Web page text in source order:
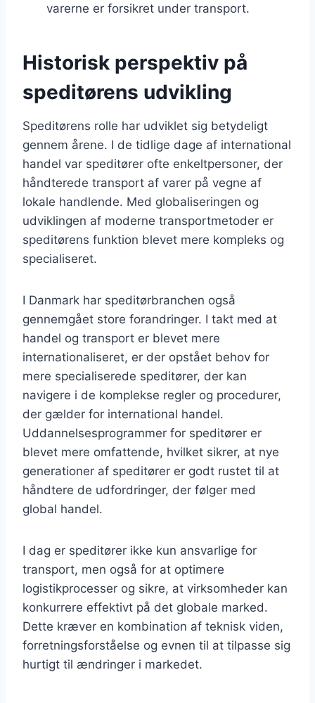
varerne er forsikret under transport.
Historisk perspektiv på
speditørens udvikling
Speditørens rolle har udviklet sig betydeligt
gennem årene. I de tidlige dage af international
handel var speditører ofte enkeltpersoner, der
håndterede transport af varer på vegne af
lokale handlende. Med globaliseringen og
udviklingen af moderne transportmetoder er
speditørens funktion blevet mere kompleks og
specialiseret.
I Danmark har speditørbranchen også
gennemgået store forandringer. I takt med at
handel og transport er blevet mere
internationaliseret, er der opstået behov for
mere specialiserede speditører, der kan
navigere i de komplekse regler og procedurer,
der gælder for international handel.
Uddannelsesprogrammer for speditører er
blevet mere omfattende, hvilket sikrer, at nye
generationer af speditører er godt rustet til at
håndtere de udfordringer, der følger med
global handel.
I dag er speditører ikke kun ansvarlige for
transport, men også for at optimere
logistikprocesser og sikre, at virksomheder kan
konkurrere effektivt på det globale marked.
Dette kræver en kombination af teknisk viden,
forretningsforståelse og evnen til at tilpasse sig
hurtigt til ændringer i markedet.